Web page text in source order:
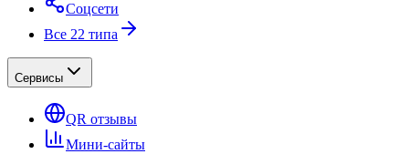
Соцсети
Все 22 типа
Сервисы
QR отзывы
Мини-сайты